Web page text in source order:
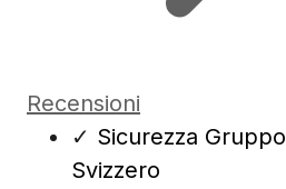
Recensioni
✓ Sicurezza
Svizzero